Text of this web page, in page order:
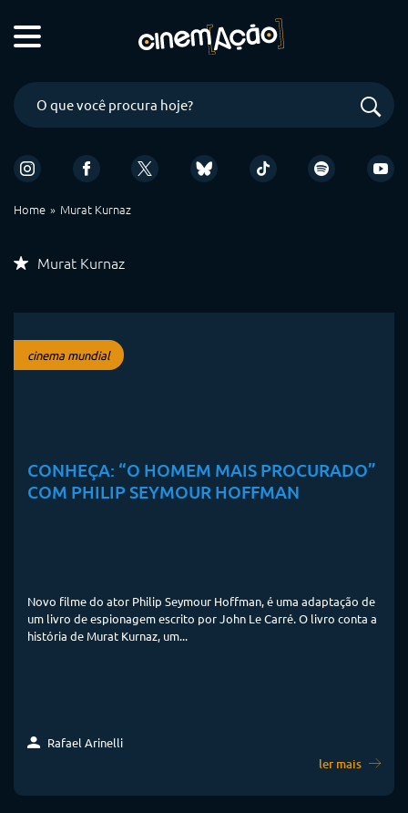
Home Murat Kurnaz
Murat Kurnaz
cinema mundial
CONHEÇA: “O HOMEM MAIS PROCURADO”
COM PHILIP SEYMOUR HOFFMAN
Novo filme do ator Philip Seymour Hoffman, é uma adaptação de
um livro de espionagem escrito por John Le Carré. O livro conta a
história de Murat Kurnaz, um...
Rafael Arinelli
ler mais